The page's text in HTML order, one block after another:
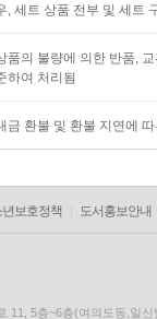
, 세트 상품 전부 및 세트
품의 불량에 의한 반품,
하여 처리됨
금 환불 및 환불 지연에
년보호정책 도서홍보안내
11, 5층~6층(여의도동,일신